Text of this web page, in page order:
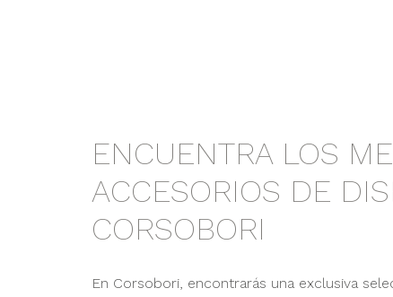
ENCUENTRA LOS
ACCESORIOS DE
CORSOBORI
En Corsobori, encontrarás una exclusiva